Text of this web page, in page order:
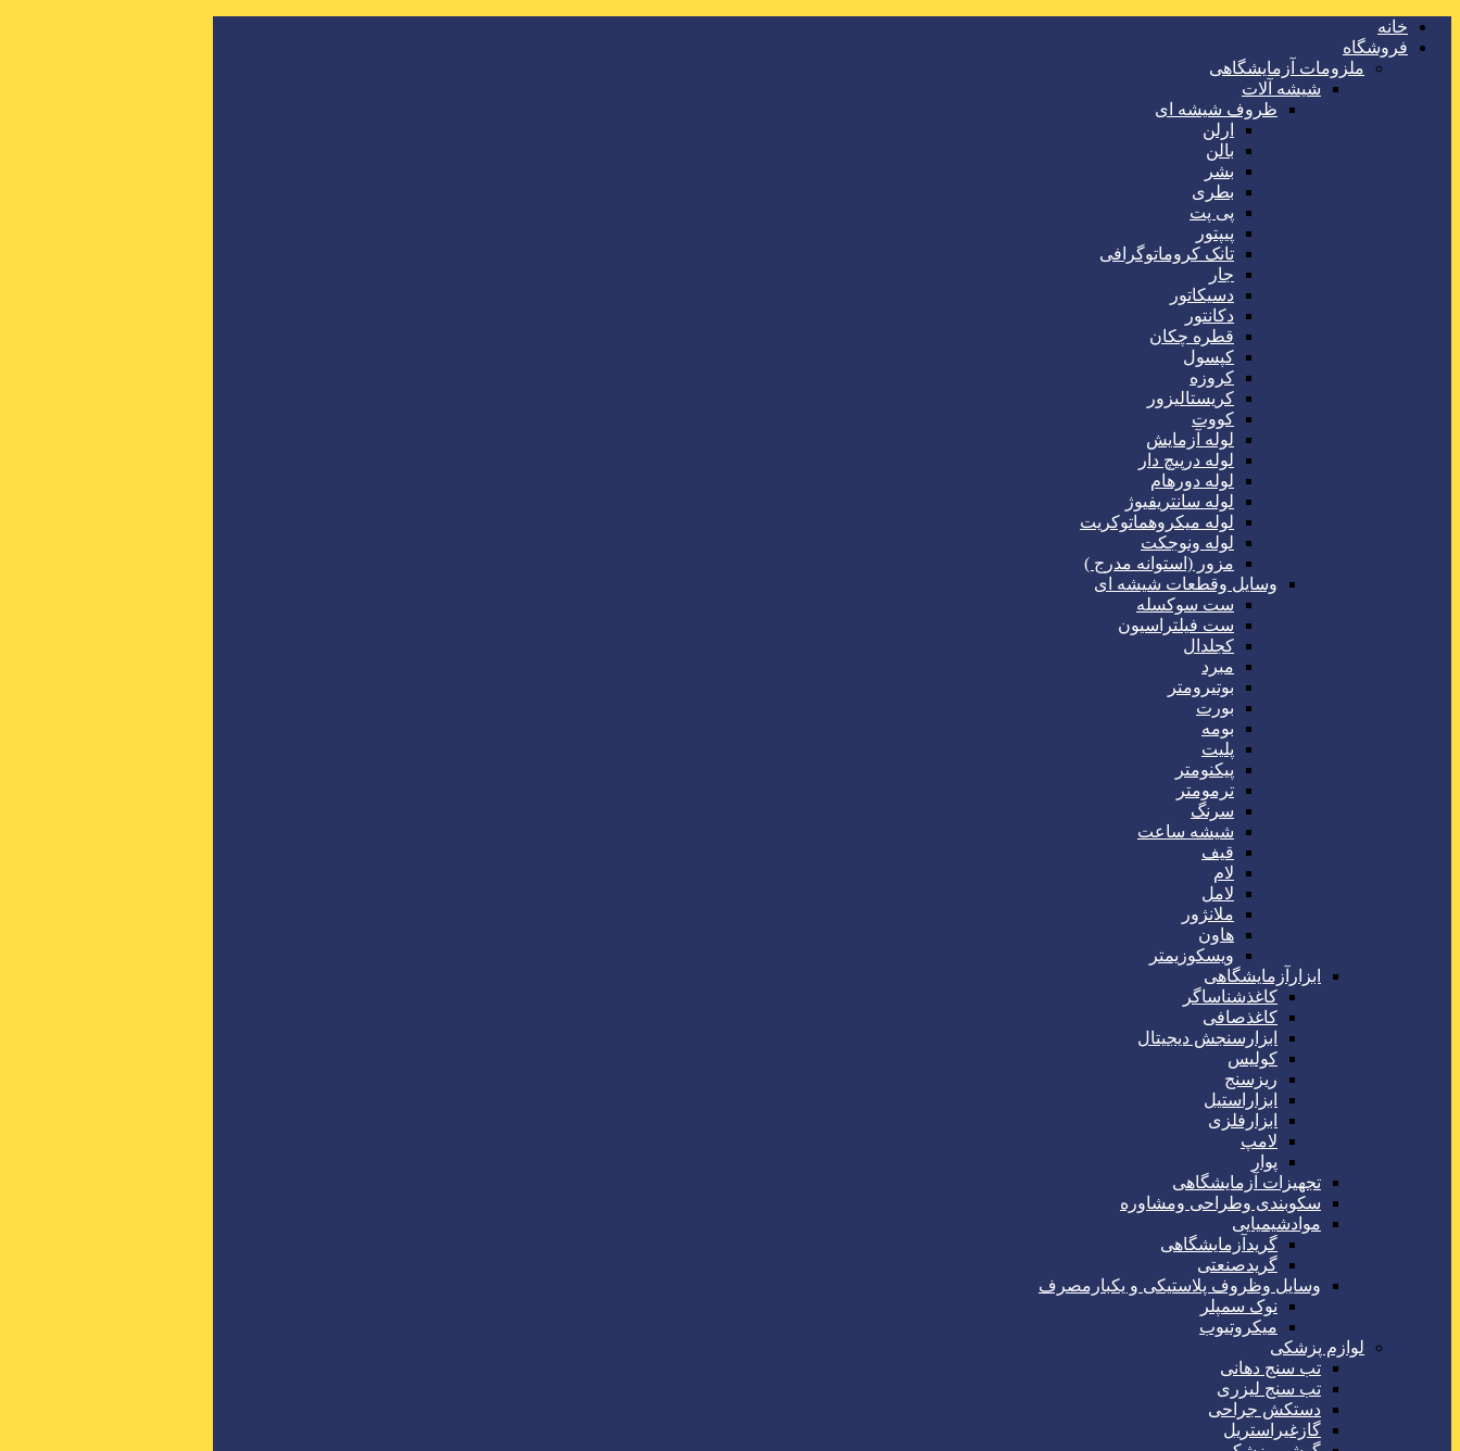
خانه
فروشگاه
ملزومات آزمایشگاهی
شیشه آلات
ظروف شیشه ای
ارلن
بالن
بشر
بطری
پی پت
پیپتور
تانک کروماتوگرافی
جار
دسیکاتور
دکانتور
قطره چکان
کپسول
کروزه
کریستالیزور
کووت
لوله آزمایش
لوله درپیچ دار
لوله دورهام
لوله سانتریفیوژ
لوله میکروهماتوکریت
لوله ونوجکت
مزور (استوانه مدرج )
وسایل وقطعات شیشه ای
ست سوکسله
ست فیلتراسیون
کجلدال
مبرد
بوتیرومتر
بورت
بومه
پلیت
پیکنومتر
ترمومتر
سرنگ
شیشه ساعت
قیف
لام
لامل
ملانژور
هاون
ویسکوزیمتر
ابزارآزمایشگاهی
کاغذشناساگر
کاغذصافی
ابزارسنجش دیجیتال
کولیس
ریزسنج
ابزاراستیل
ابزارفلزی
لامپ
پوار
تجهیزات آزمایشگاهی
سکوبندی وطراحی ومشاوره
موادشیمیایی
گریدآزمایشگاهی
گریدصنعتی
وسایل وظروف پلاستیکی و یکبارمصرف
نوک سمپلر
میکروتیوب
لوازم پزشکی
تب سنج دهانی
تب سنج لیزری
دستکش جراحی
گازغیراستریل